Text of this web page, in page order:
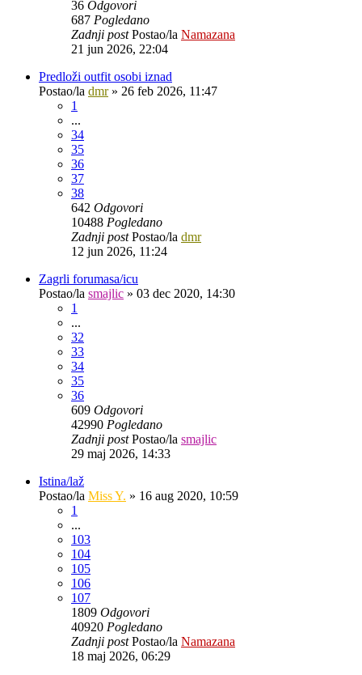
36 Odgovori
687 Pogledano
Zadnji postPostao/la Namazana
21 jun 2026, 22:04
Predloži outfit osobi iznad
Postao/la dmr» 26 feb 2026, 11:47
1
...
34
35
36
37
38
642 Odgovori
10488 Pogledano
Zadnji postPostao/la dmr
12 jun 2026, 11:24
Zagrli forumasa/icu
Postao/la smajlic » 03 dec 2020, 14:30
1
...
32
33
34
35
36
609 Odgovori
42990 Pogledano
Zadnji postPostao/la smajlic
29 maj 2026, 14:33
Istina/laž
Postao/la Miss Y. » 16 aug 2020, 10:59
1
...
103
104
105
106
107
1809 Odgovori
40920 Pogledano
Zadnji postPostao/la Namazana
18 maj 2026, 06:29